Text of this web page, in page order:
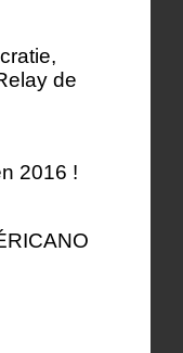
de
2016 !